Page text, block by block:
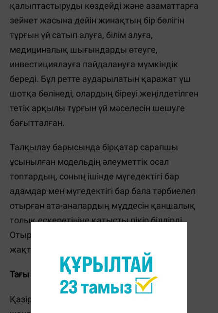
қалыптастыруды көздейді және азаматтарға
зейнет жасына дейін жинақтың бір бөлігін
тұрғын үй сатып алуға, білім алуға,
медициналық шығындарды өтеуге,
инвестициялауға пайдалануға мүмкіндік
береді. Бұл ретте аударылатын қаражат үш
шотқа бөлінеді, олардың біреуі жеңілдетілген
тетік арқылы тұрғын үй мәселесін шешуге
бағытталған.
Талқылау барысында бірқатар сарапшы
ұсынылған модельдің әлеуметтік осал
топтардың, соның ішінде мүгедектігі бар
адамдар мен мүгедектігі бар бала тәрбиелеп
отырған ата-аналардың мүддесін қаншалық
толық ескеретініне қатысты пікір білдірді.
Отырысқа қатысушылар осы жайтты жан-
жақты зерделеу қажет екенін жеткізді.
Тағы қандай тәсілдер қарастырылып отыр?
Қазір жұмыс тобы зейнетақы жүйесін